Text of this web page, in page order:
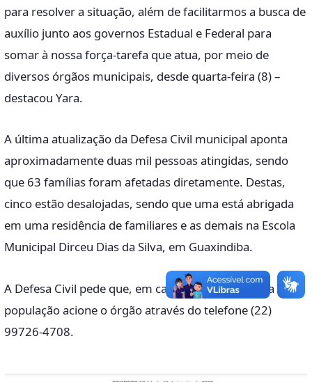
para resolver a situação, além de facilitarmos a busca de
auxílio junto aos governos Estadual e Federal para
somar à nossa força-tarefa que atua, por meio de
diversos órgãos municipais, desde quarta-feira (8) –
destacou Yara.
A última atualização da Defesa Civil municipal aponta
aproximadamente duas mil pessoas atingidas, sendo
que 63 famílias foram afetadas diretamente. Destas,
cinco estão desalojadas, sendo que uma está abrigada
em uma residência de familiares e as demais na Escola
Municipal Dirceu Dias da Silva, em Guaxindiba.
A Defesa Civil pede que, em caso de emergência, a
população acione o órgão através do telefone (22)
99726-4708.